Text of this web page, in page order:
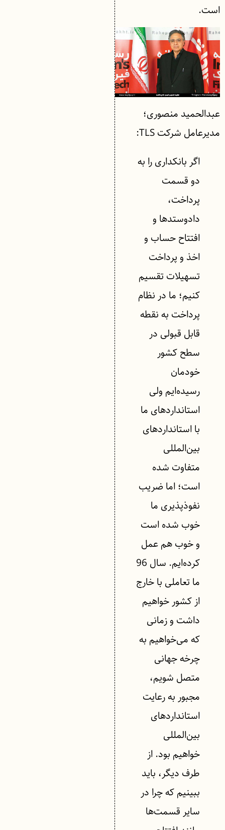
است.
عبدالحمید منصوری؛
مدیرعامل شرکت TLS:
اگر بانکداری را به
دو قسمت
پرداخت،
دادوستدها و
افتتاح حساب و
اخذ و پرداخت
تسهیلات تقسیم
کنیم؛ ما در نظام
پرداخت به نقطه
قابل قبولی در
سطح کشور
خودمان
رسیده‌ایم ولی
استانداردهای ما
با استانداردهای
بین‌المللی
متفاوت شده
است؛ اما ضریب
نفوذپذیری ما
خوب شده است
و خوب هم عمل
کرده‌ایم. سال 96
ما تعاملی با خارج
از کشور خواهیم
داشت و زمانی
که می‌خواهیم به
چرخه جهانی
متصل شویم،
مجبور به رعایت
استانداردهای
بین‌المللی
خواهیم بود. از
طرف دیگر، باید
ببینیم که چرا در
سایر قسمت‌ها